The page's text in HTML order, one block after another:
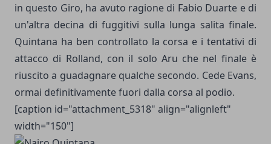
in questo Giro, ha avuto ragione di Fabio Duarte e di
un'altra decina di fuggitivi sulla lunga salita finale.
Quintana ha ben controllato la corsa e i tentativi di
attacco di Rolland, con il solo Aru che nel finale è
riuscito a guadagnare qualche secondo. Cede Evans,
ormai definitivamente fuori dalla corsa al podio.
[caption id="attachment_5318" align="alignleft"
width="150"]